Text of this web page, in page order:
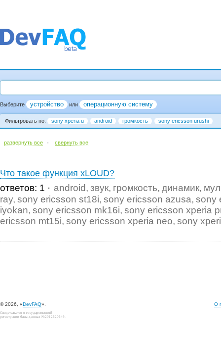
Выберите устройство или операционную систему
Фильтровать по: sony xperia u android громкость sony ericsson urushi
развернуть все · cвернуть все
Что такое функция xLOUD?
ответов: 1 android звук громкость динамик
ray sony ericsson st18i sony ericsson azusa sony
iyokan sony ericsson mk16i sony ericsson xperia
ericsson mt15i sony ericsson xperia neo sony
© 2026, «DevFAQ». О
Свидетельство о государственной
регистрации базы данных №2012620649.